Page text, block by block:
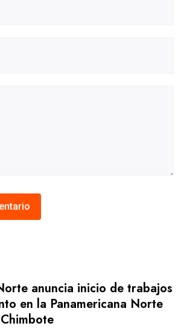
anuncia inicio de trabajos
en la Panamericana Norte